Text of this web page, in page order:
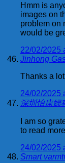
Hmm is
images on
problem on
would be
22/02/2025
Jinhong
Thanks a
24/02/2025
深圳怡康婦
I am so
to read
24/02/2025
Smart